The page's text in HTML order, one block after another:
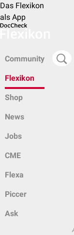
Das Flexikon
als App
Community
Flexikon
Shop
News
Jobs
CME
Flexa
Piccer
Ask